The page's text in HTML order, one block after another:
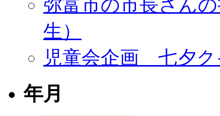
弥富市の市長さん
生）
児童会企画 七夕ク
年月